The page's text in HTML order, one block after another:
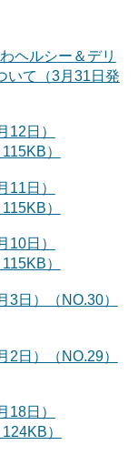
ヘルシー＆デリ
いて（3月31日発
12日）
）
11日）
）
10日）
）
日）（NO.30）
日）（NO.29）
18日）
）